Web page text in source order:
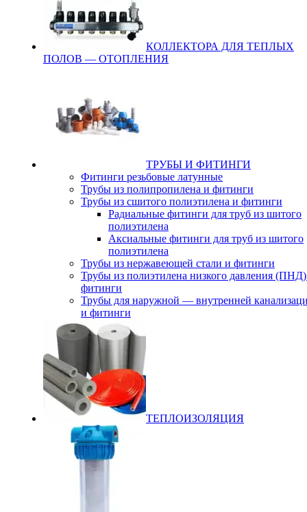
КОЛЛЕКТОРА ДЛЯ ТЕПЛЫХ
ПОЛОВ — ОТОПЛЕНИЯ
ТРУБЫ И ФИТИНГИ
Фитинги резьбовые латунные
Трубы из полипропилена и фитинги
Трубы из сшитого полиэтилена и фитинги
Радиальные фитинги для труб из шитого
полиэтилена
Аксиальные фитинги для труб из шитого
полиэтилена
Трубы из нержавеющей стали и фитинги
Трубы из полиэтилена низкого давления
фитинги
Трубы для наружной — внутренней
и фитинги
ТЕПЛОИЗОЛЯЦИЯ